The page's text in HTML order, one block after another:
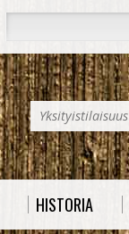
Yksityistilaisuus
HISTORIA